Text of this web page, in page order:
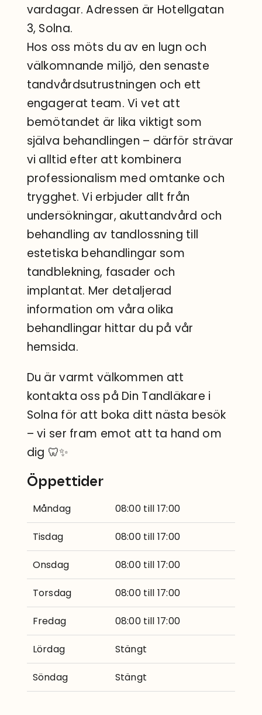
vardagar. Adressen är Hotellgatan
3, Solna.
Hos oss möts du av en lugn och
välkomnande miljö, den senaste
tandvårdsutrustningen och ett
engagerat team. Vi vet att
bemötandet är lika viktigt som
själva behandlingen – därför strävar
vi alltid efter att kombinera
professionalism med omtanke och
trygghet. Vi erbjuder allt från
undersökningar, akuttandvård och
behandling av tandlossning till
estetiska behandlingar som
tandblekning, fasader och
implantat. Mer detaljerad
information om våra olika
behandlingar hittar du på vår
hemsida.
Du är varmt välkommen att
kontakta oss på Din Tandläkare i
Solna för att boka ditt nästa besök
– vi ser fram emot att ta hand om
dig 🦷✨
Öppettider
Måndag 08:00 till 17:00
Tisdag 08:00 till 17:00
Onsdag 08:00 till 17:00
Torsdag 08:00 till 17:00
Fredag 08:00 till 17:00
Lördag Stängt
Söndag Stängt